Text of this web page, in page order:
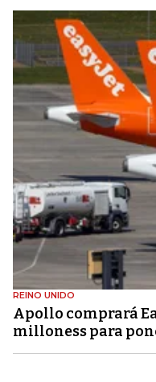
REINO UNIDO
Apollo comprará
milloness para